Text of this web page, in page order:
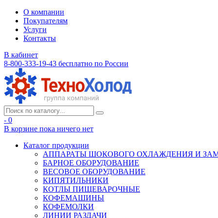
О компании
Покупателям
Услуги
Контакты
В кабинет
8-800-333-19-43 бесплатно по России
- 0
В корзине пока ничего нет
Каталог продукции
АППАРАТЫ ШОКОВОГО ОХЛАЖДЕНИЯ И
БАРНОЕ ОБОРУДОВАНИЕ
ВЕСОВОЕ ОБОРУДОВАНИЕ
КИПЯТИЛЬНИКИ
КОТЛЫ ПИЩЕВАРОЧНЫЕ
КОФЕМАШИНЫ
КОФЕМОЛКИ
ЛИНИИ РАЗДАЧИ